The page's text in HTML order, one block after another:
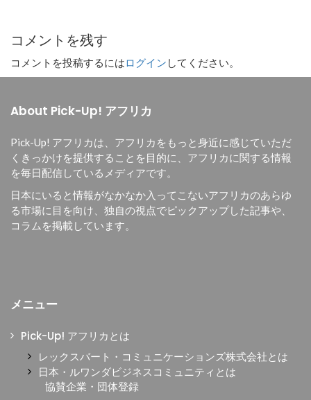
コメントを残す
コメントを投稿するにはログイン してください。
About Pick-Up! アフリカ
Pick-Up! アフリカは、 アフリカをもっと身近に感じていただ
くきっかけを提供することを目的に、 アフリカに関する情報
を毎日配信しているメディアです。
日本にいると情報がなかなか入ってこないアフリカのあらゆ
る市場に目を向け、独自の視点でピックアップした記事や、
コラムを掲載しています。
メニュー
Pick-Up! アフリカとは
レックスバート・コミュニケーションズ株式会社とは
日本・ルワンダビジネスコミュニティとは
協賛企業・団体登録